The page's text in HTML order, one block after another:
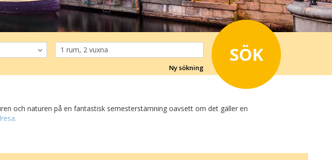
SÖK
Ny sökning
och naturen på en fantastisk semesterstämning oavsett om det gäller en
.